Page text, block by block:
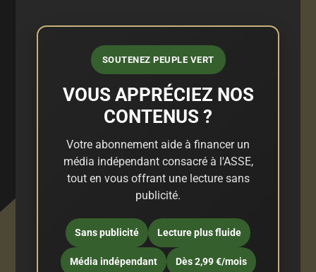
SOUTENEZ PEUPLE VERT
VOUS APPRÉCIEZ NOS
CONTENUS ?
Votre abonnement aide à financer un
média indépendant consacré à l'ASSE,
tout en vous offrant une lecture sans
publicité.
Sans publicité Lecture plus fluide
Média indépendant Dès 2,99 €/mois